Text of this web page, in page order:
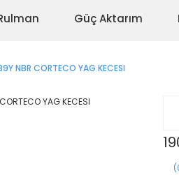
Güç Aktarım
NBR CORTECO YAG KECESI